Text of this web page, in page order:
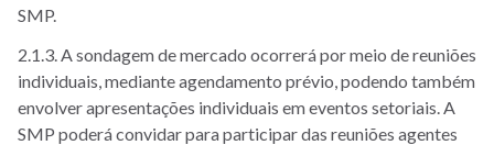
SMP.
2.1.3. A sondagem de mercado ocorrerá por meio de reuniões
individuais, mediante agendamento prévio, podendo também
envolver apresentações individuais em eventos setoriais. A
SMP poderá convidar para participar das reuniões agentes